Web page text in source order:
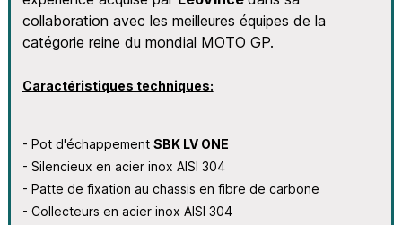
collaboration avec les meilleures équipes de la
catégorie reine du mondial MOTO GP.
Caractéristiques techniques:
- Pot d'échappement SBK LV ONE
- Silencieux en acier inox AISI 304
- Patte de fixation au chassis en fibre de carbone
- Collecteurs en acier inox AISI 304